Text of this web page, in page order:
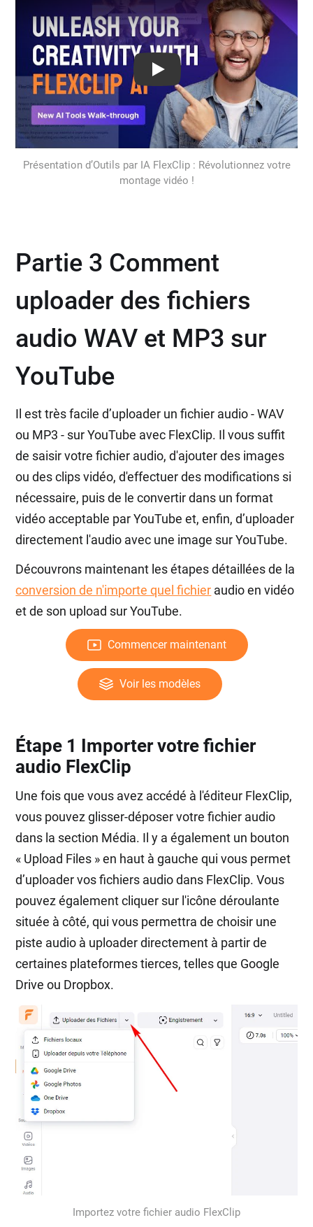
Play: Keynote (Google I/O '18)
Présentation d’Outils par IA FlexClip : Révolutionnez votre
montage vidéo !
Partie 3 Comment
uploader des fichiers
audio WAV et MP3 sur
YouTube
Il est très facile d’uploader un fichier audio - WAV
ou MP3 - sur YouTube avec FlexClip. Il vous suffit
de saisir votre fichier audio, d'ajouter des images
ou des clips vidéo, d'effectuer des modifications si
nécessaire, puis de le convertir dans un format
vidéo acceptable par YouTube et, enfin, d’uploader
directement l'audio avec une image sur YouTube.
Découvrons maintenant les étapes détaillées de la
conversion de n'importe quel fichier audio en vidéo
et de son upload sur YouTube.
Commencer maintenant
Voir les modèles
Étape 1 Importer votre fichier
audio FlexClip
Une fois que vous avez accédé à l'éditeur FlexClip,
vous pouvez glisser-déposer votre fichier audio
dans la section Média. Il y a également un bouton
« Upload Files » en haut à gauche qui vous permet
d’uploader vos fichiers audio dans FlexClip. Vous
pouvez également cliquer sur l'icône déroulante
située à côté, qui vous permettra de choisir une
piste audio à uploader directement à partir de
certaines plateformes tierces, telles que Google
Drive ou Dropbox.
Importez votre fichier audio FlexClip